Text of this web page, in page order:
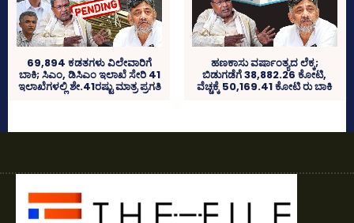
69,894 ಕಡತಗಳು ವಿಲೇವಾರಿಗೆ
ಬಾಕಿ; ಸಿಎಂ, ಡಿಸಿಎಂ ಇಲಾಖೆ ಸೇರಿ 41
ಇಲಾಖೆಗಳಲ್ಲಿ ಶೇ.41ರಷ್ಟು ಮಾತ್ರ ಪ್ರಗತಿ
ಹಣಕಾಸು ವರ್ಷಾಂತ್ಯದ ಲೆಕ್ಕ;
ಬಿಡುಗಡೆಗೆ 38,882.26 ಕೋಟಿ,
ವೆಚ್ಚಕ್ಕೆ 50,169.41 ಕೋಟಿ ರು ಬಾಕಿ